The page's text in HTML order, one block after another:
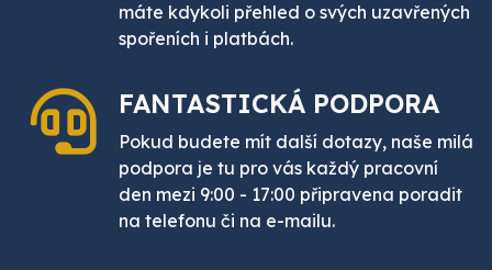
máte kdykoli přehled o svých uzavřených
spořeních i platbách.
FANTASTICKÁ PODPORA
Pokud budete mít další dotazy, naše milá
podpora je tu pro vás každý pracovní
den mezi 9:00 - 17:00 připravena poradit
na telefonu či na e-mailu.